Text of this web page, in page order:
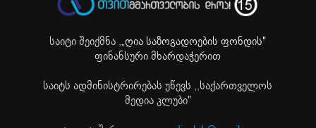
საიტი შეიქმნა ,„ღია საზოგადოების ფონდის"
ფინანსური მხარდაჭერით
საიტს ადმინისტრირებას უწევს ,,საქართველოს
მედია კლუბი"